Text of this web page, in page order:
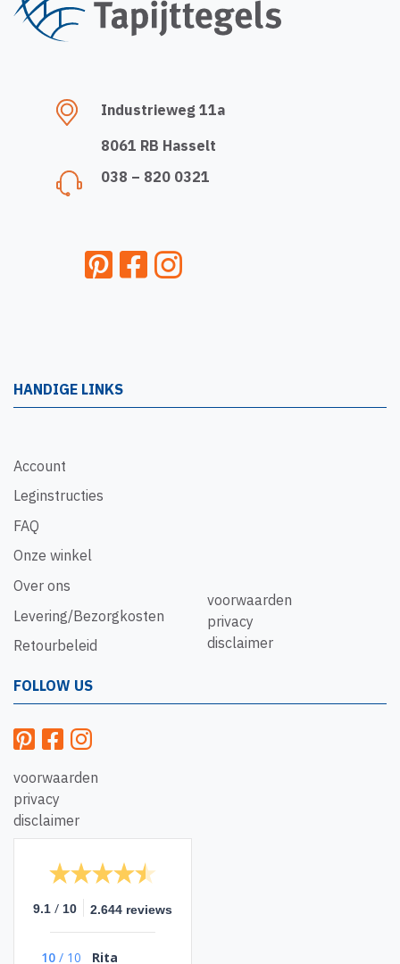
Industrieweg 11a
8061 RB Hasselt
038 – 820 0321
HANDIGE LINKS
Account
Leginstructies
FAQ
Onze winkel
Over ons
Levering/Bezorgkosten
Retourbeleid
voorwaarden
privacy
disclaimer
FOLLOW US
voorwaarden
privacy
disclaimer
9.1 / 10 2.644 reviews
10 / 10 Rita